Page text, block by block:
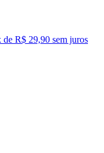
de R$ 29,90 sem juros